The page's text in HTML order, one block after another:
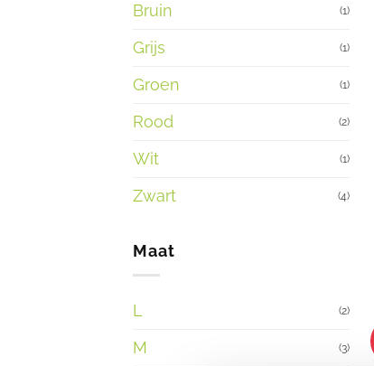
Bruin (1)
Grijs (1)
Groen (1)
Rood (2)
Wit (1)
Zwart (4)
Maat
L (2)
M (3)